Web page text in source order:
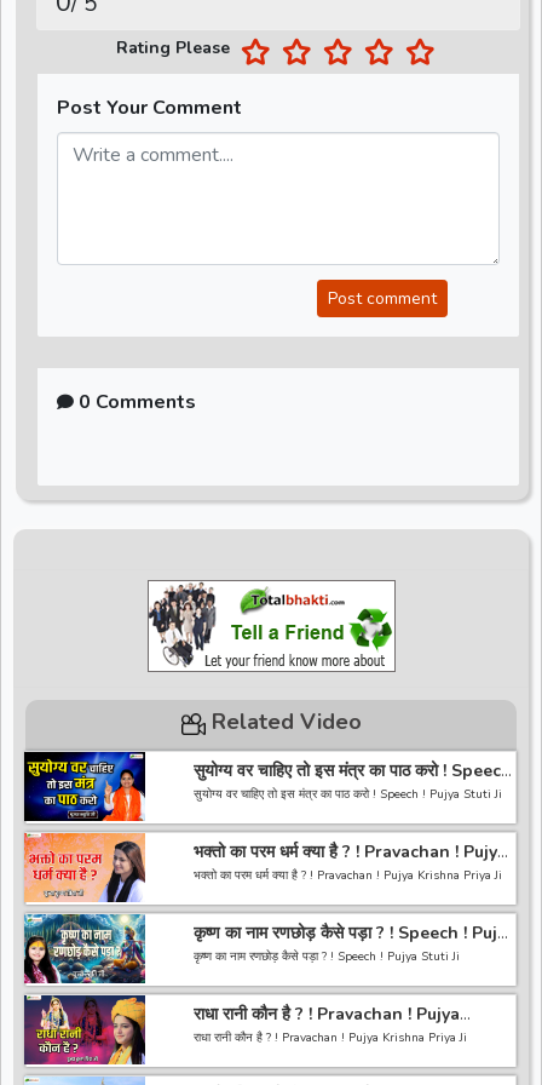
Rating Please
Post Your Comment
Post comment
0 Comments
Related Video
सुयोग्य वर चाहिए तो इस मंत्र का पाठ करो ! Speech
! Pujya Stuti Ji
सुयोग्य वर चाहिए तो इस मंत्र का पाठ करो ! Speech ! Pujya Stuti Ji
*-----------------------------------------------------------------
------------------------------------------*
अगर आपको हमारी वीडियो अच्छी लगी तो हमारे चैनल को सब्सक्राइब करना
https://bit.ly/2HNBbHd
*-----------------------------------------------------------------
------------------------------------------
भक्तो का परम धर्म क्या है ? ! Pravachan ! Pujya
Krishna Priya Ji
भक्तो का परम धर्म क्या है ? ! Pravachan ! Pujya Krishna Priya Ji
------------------------------------------------------------------
----------------------------------------
अगर आपको हमारी वीडियो अच्छी लगी तो हमारे चैनल को सब्सक्राइब करना
https://bit.ly/2HNBbHd
------------------------------------------------------------------
-----------------------------------------
कृष्ण का नाम रणछोड़ कैसे पड़ा ? ! Speech ! Pujya
Stuti Ji
कृष्ण का नाम रणछोड़ कैसे पड़ा ? ! Speech ! Pujya Stuti Ji
*-----------------------------------------------------------------
------------------------------------------*
अगर आपको हमारी वीडियो अच्छी लगी तो हमारे चैनल को सब्सक्राइब करना
https://bit.ly/2HNBbHd
राधा रानी कौन है ? ! Pravachan ! Pujya
Krishna Priya Ji
राधा रानी कौन है ? ! Pravachan ! Pujya Krishna Priya Ji
------------------------------------------------------------------